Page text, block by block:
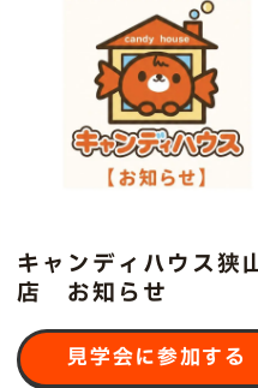
キャンディハウス狭
店 お知らせ
見学会に参加する